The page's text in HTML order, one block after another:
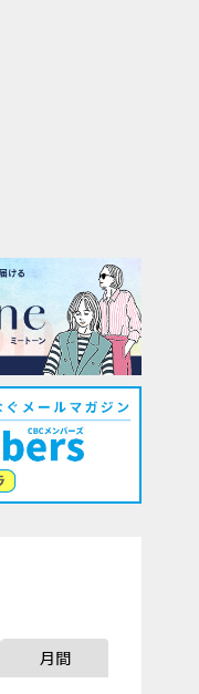
月間